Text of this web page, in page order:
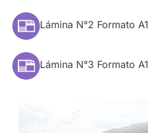
Lámina N°2 Formato A1
Lámina N°3 Formato A1